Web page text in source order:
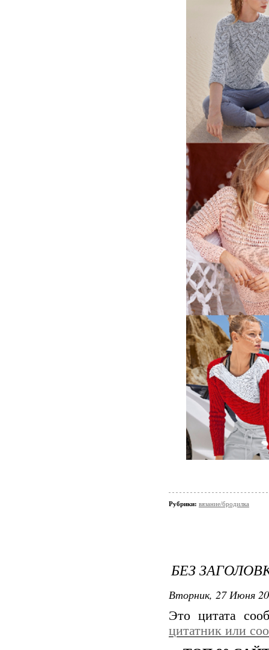
Рубрики: вязание/бродилка
БЕЗ
Вторник, 27 Июня
Это цитата
цитатник или